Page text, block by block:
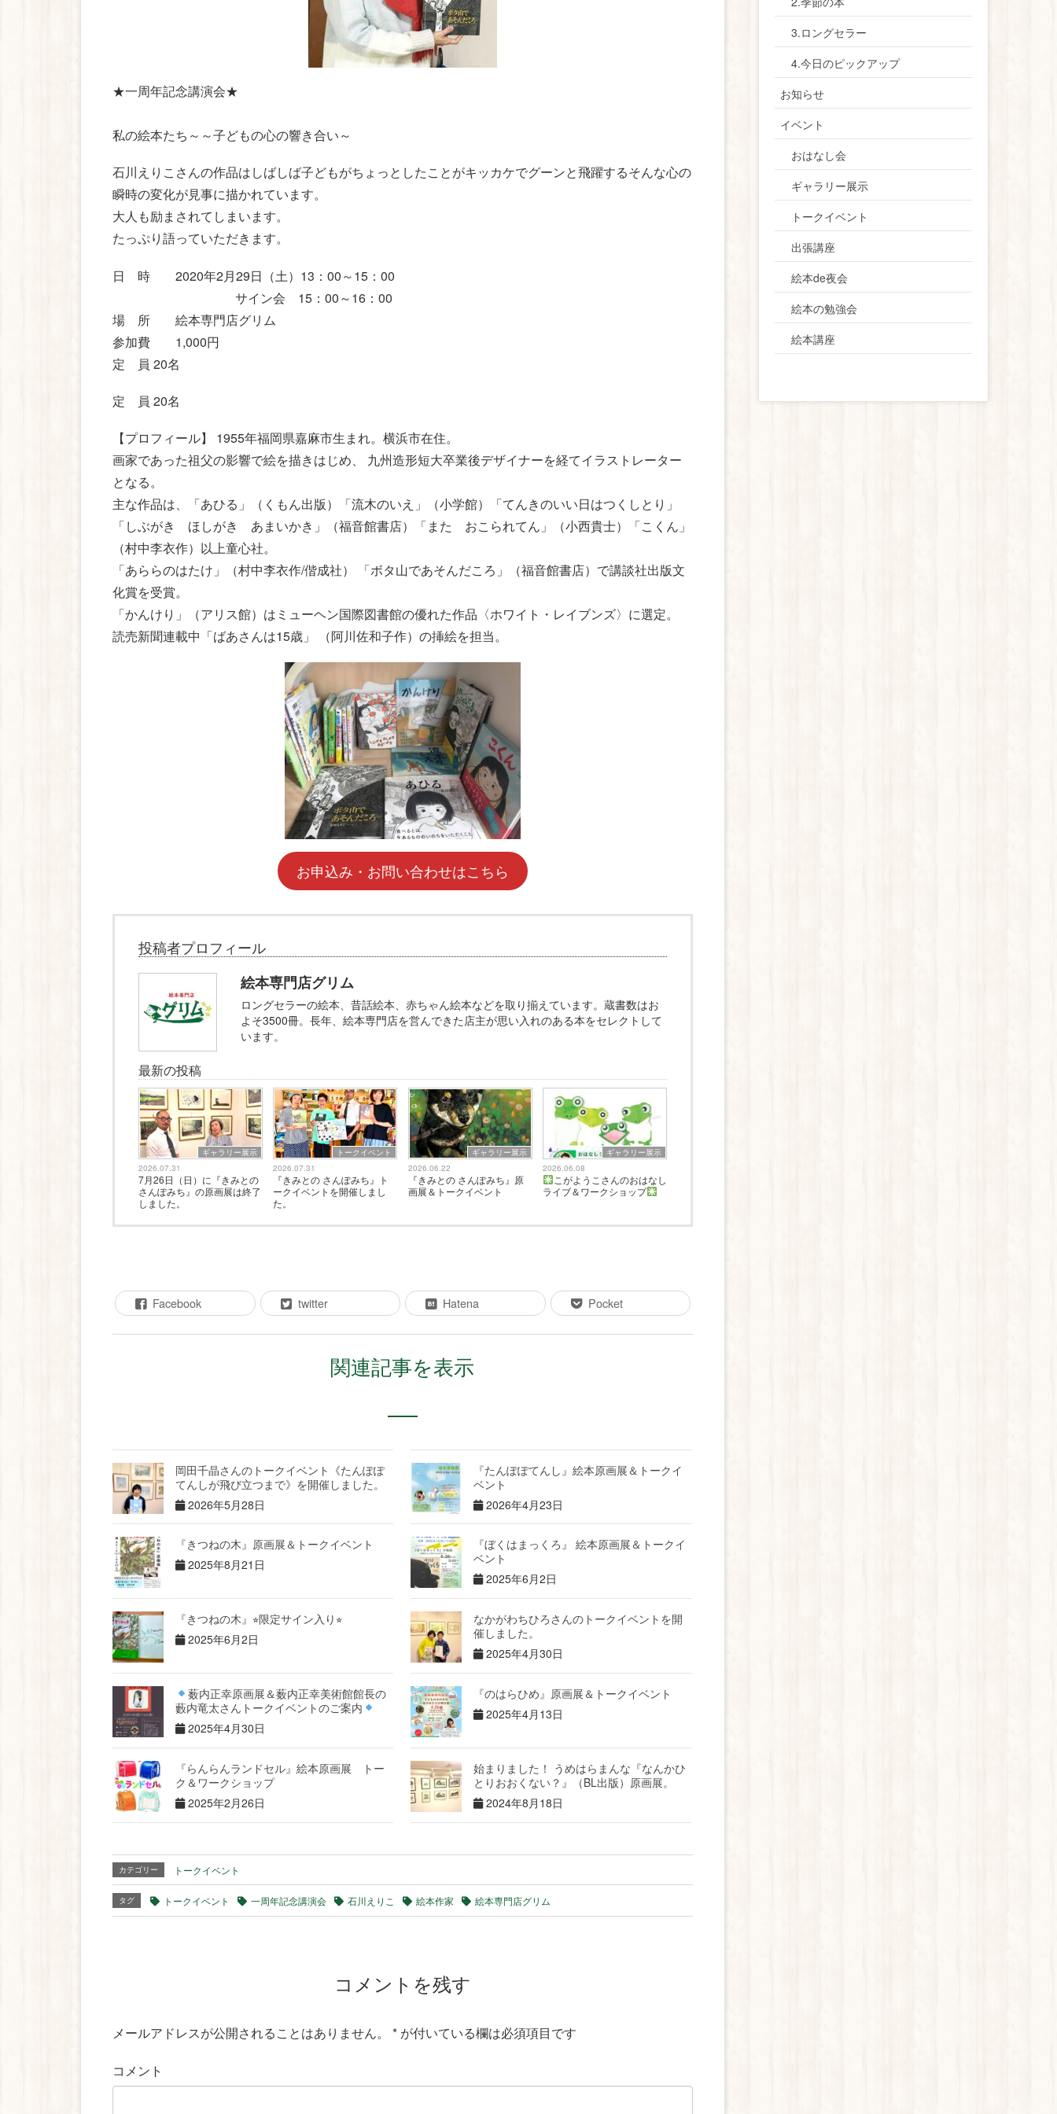
★一周年記念講演会★
私の絵本たち～～子どもの心の響き合い～
石川えりこさんの作品はしばしば子どもがちょっとしたことがキッカケでグーンと飛躍するそんな心の
瞬時の変化が見事に描かれています。
大人も励まされてしまいます。
たっぷり語っていただきます。
日 時 2020年2月29日（土）13：00～15：00
サイン会 15：00～16：00
場 所 絵本専門店グリム
参加費 1,000円
定 員 20名
定 員 20名
【プロフィール】 1955年福岡県嘉麻市生まれ。横浜市在住。
画家であった祖父の影響で絵を描きはじめ、 九州造形短大卒業後デザイナーを経てイラストレーター
となる。
主な作品は、「あひる」（くもん出版）「流木のいえ」（小学館）「てんきのいい日はつくしとり」
「しぶがき ほしがき あまいかき」（福音館書店）「また おこられてん」（小西貴士）「こくん」
（村中李衣作）以上童心社。
「あららのはたけ」（村中李衣作/偕成社） 「ボタ山であそんだころ」（福音館書店）で講談社出版文
化賞を受賞。
「かんけり」（アリス館）はミューヘン国際図書館の優れた作品〈ホワイト・レイブンズ〉に選定。
読売新聞連載中「ばあさんは15歳」 （阿川佐和子作）の挿絵を担当。
お申込み・お問い合わせはこちら
投稿者プロフィール
絵本専門店グリム
ロングセラーの絵本、昔話絵本、赤ちゃん絵本などを取り揃えています。蔵書数はお
よそ3500冊。長年、絵本専門店を営んできた店主が思い入れのある本をセレクトして
います。
最新の投稿
ギャラリー展示
2026.07.31
7月26日（日）に『きみとの
さんぽみち』の原画展は終了
しました。
トークイベント
2026.07.31
『きみとの さんぽみち』ト
ークイベントを開催しまし
た。
ギャラリー展示
2026.06.22
『きみとの さんぽみち』原
画展＆トークイベント
ギャラリー展示
2026.06.08
こがようこさんのおはなし
ライブ＆ワークショップ
Facebook twitter Hatena Pocket
関連記事を表示
岡田千晶さんのトークイベント《たんぽぽ
てんしが飛び立つまで》を開催しました。
2026年5月28日
『たんぽぽてんし』絵本原画展＆トークイ
ベント
2026年4月23日
『きつねの木』原画展＆トークイベント
2025年8月21日
『ぼくはまっくろ』 絵本原画展＆トークイ
ベント
2025年6月2日
『きつねの木』⭐︎限定サイン入り⭐︎
2025年6月2日
なかがわちひろさんのトークイベントを開
催しました。
2025年4月30日
薮内正幸原画展＆薮内正幸美術館館長の
藪内竜太さんトークイベントのご案内
2025年4月30日
『のはらひめ』原画展＆トークイベント
2025年4月13日
『らんらんランドセル』絵本原画展 トー
ク＆ワークショップ
2025年2月26日
始まりました！ うめはらまんな『なんかひ
とりおおくない？』（BL出版）原画展。
2024年8月18日
カテゴリー トークイベント
タグ トークイベント 一周年記念講演会 石川えりこ 絵本作家 絵本専門店グリム
コメントを残す
メールアドレスが公開されることはありません。 * が付いている欄は必須項目です
コメント
3.ロングセラー
4.今日のピックアップ
お知らせ
イベント
おはなし会
ギャラリー展示
トークイベント
出張講座
絵本de夜会
絵本の勉強会
絵本講座